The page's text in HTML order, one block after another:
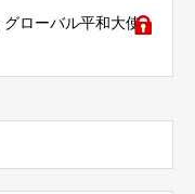
ローバル平和大使